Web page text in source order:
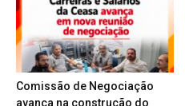
Comissão de Negociação
avança na construção do